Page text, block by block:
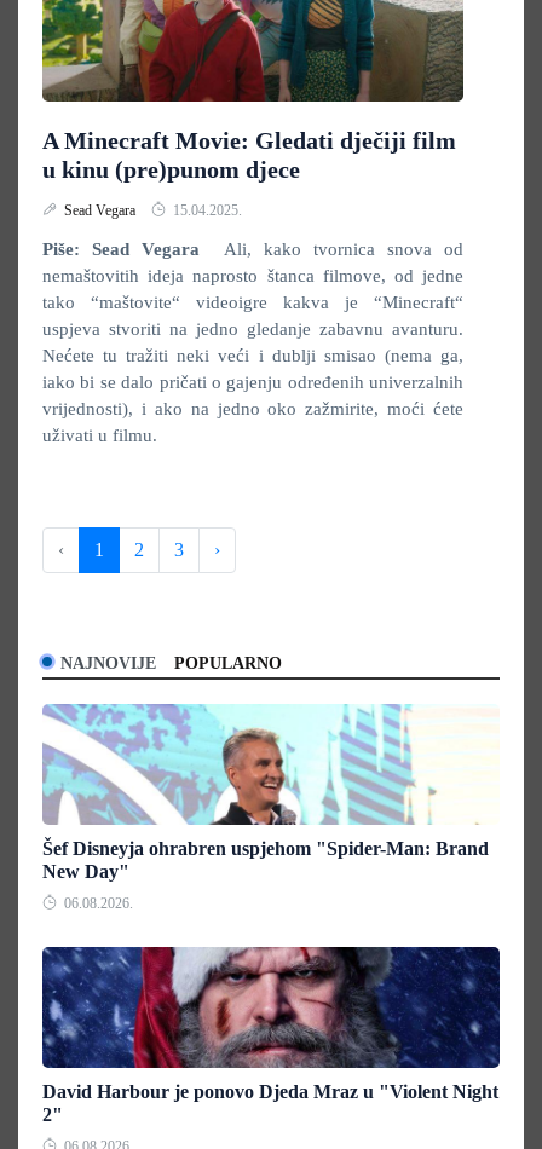
A Minecraft Movie: Gledati dječiji film
u kinu (pre)punom djece
Sead Vegara 15.04.2025.
Piše: Sead Vegara Ali, kako tvornica snova od
nemaštovitih ideja naprosto štanca filmove, od jedne
tako “maštovite“ videoigre kakva je “Minecraft“
uspjeva stvoriti na jedno gledanje zabavnu avanturu.
Nećete tu tražiti neki veći i dublji smisao (nema ga,
iako bi se dalo pričati o gajenju određenih univerzalnih
vrijednosti), i ako na jedno oko zažmirite, moći ćete
uživati u filmu.
‹ 1 2 3 ›
NAJNOVIJE POPULARNO
Šef Disneyja ohrabren uspjehom "Spider-Man: Brand
New Day"
06.08.2026.
David Harbour je ponovo Djeda Mraz u "Violent Night
2"